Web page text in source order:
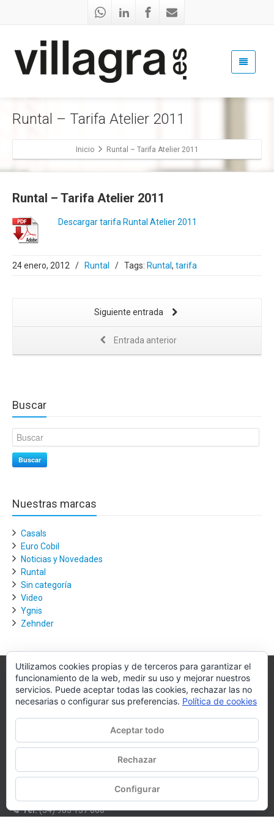
Runtal – Tarifa Atelier 2011
Inicio Runtal – Tarifa Atelier 2011
Runtal – Tarifa Atelier 2011
Descargar tarifa Runtal Atelier 2011
24 enero, 2012 / Runtal / Tags: Runtal, tarifa
Siguiente entrada
Entrada anterior
Buscar
Buscar
Nuestras marcas
Casals
Euro Cobil
Noticias y Novedades
Runtal
Sin categoría
Video
Ygnis
Zehnder
Villagra.es
mercado de la climatización y edificación.
Nuestro objetivo es conseguir la mejor instalación posible, la más
óptima, la de mejor calidad y la que de al usuario final la mejor
experiencia y calidad de vida.
Tel:(34) 983 157 000
Utilizamos cookies propias y de terceros para garantizar el
funcionamiento de la web, medir su uso y mejorar nuestros
servicios. Puede aceptar todas las cookies, rechazar las no
necesarias o configurar sus preferencias. Política de cookies
Aceptar todo
Rechazar
Configurar